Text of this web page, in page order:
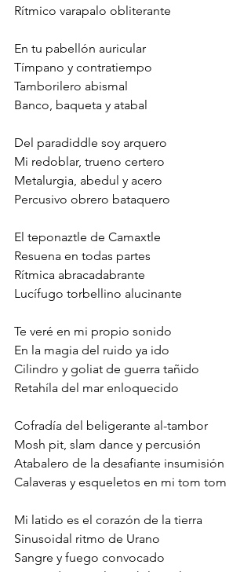
Rítmico varapalo obliterante
En tu pabellón auricular
Tímpano y contratiempo
Tamborilero abismal
Banco, baqueta y atabal
Del paradiddle soy arquero
Mi redoblar, trueno certero
Metalurgia, abedul y acero
Percusivo obrero bataquero
El teponaztle de Camaxtle
Resuena en todas partes
Rítmica abracadabrante
Lucífugo torbellino alucinante
Te veré en mi propio sonido
En la magia del ruido ya ido
Cilindro y goliat de guerra tañido
Retahíla del mar enloquecido
Cofradía del beligerante al-tambor
Mosh pit, slam dance y percusión
Atabalero de la desafiante insumisión
Calaveras y esqueletos en mi tom tom
Mi latido es el corazón de la tierra
Sinusoidal ritmo de Urano
Sangre y fuego convocado